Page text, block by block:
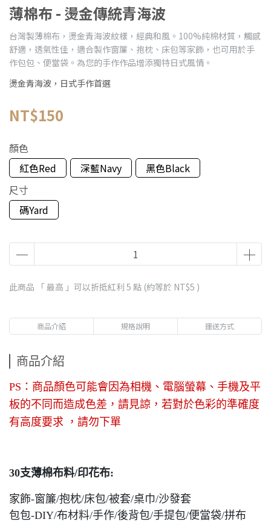
薄棉布 - 燙金傳統青海波
台灣製薄棉布，燙金青海波紋樣，經典和風。100%純棉材質，觸感
舒適，透氣性佳，適合製作窗簾、抱枕、床包等家飾，也可用於手
作包包、便當袋。為您的手作作品增添獨特日式風情。
燙金青海波，日式手作首選
NT$150
顏色
紅色Red
深藍Navy
黑色Black
尺寸
碼Yard
此商品 「 最高 」可以折抵紅利 5 點 (約等於 NT$5 )
商品介紹 規格說明 運送方式
商品介紹
PS：商品顏色可能會因為相機、電腦螢幕、手機及平
板的不同而造成色差，請見諒，若對於色彩的準確度
有高度要求 ，請勿下單
30支薄棉布料/印花布:
家飾-窗簾/抱枕/床包/被套/桌巾/沙發套
包包-DIY/布材料/手作/後背包/手提包/便當袋/拼布